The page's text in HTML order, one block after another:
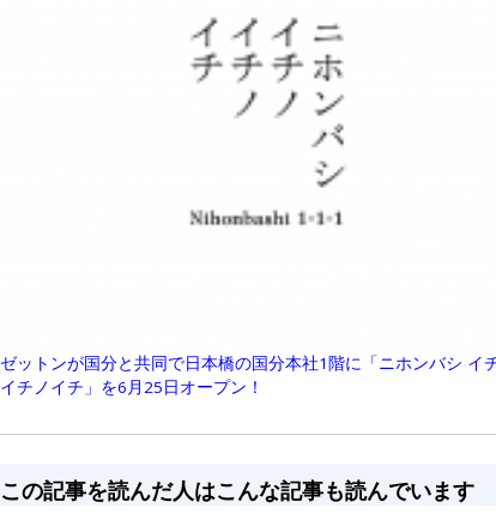
ゼットンが国分と共同で日本橋の国分本社1階に「ニホンバシ イ
イチノイチ」を6月25日オープン！
この記事を読んだ人はこんな記事も読んでいます